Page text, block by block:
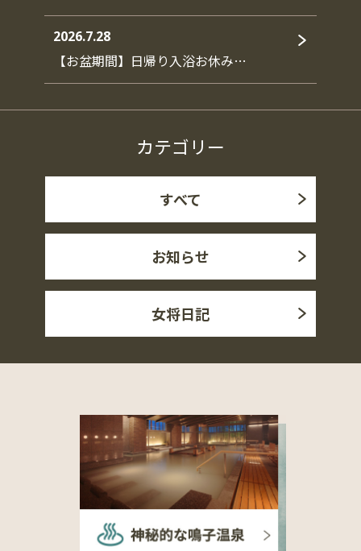
2026.7.28
【お盆期間】日帰り入浴お休み…
カテゴリー
すべて
お知らせ
女将日記